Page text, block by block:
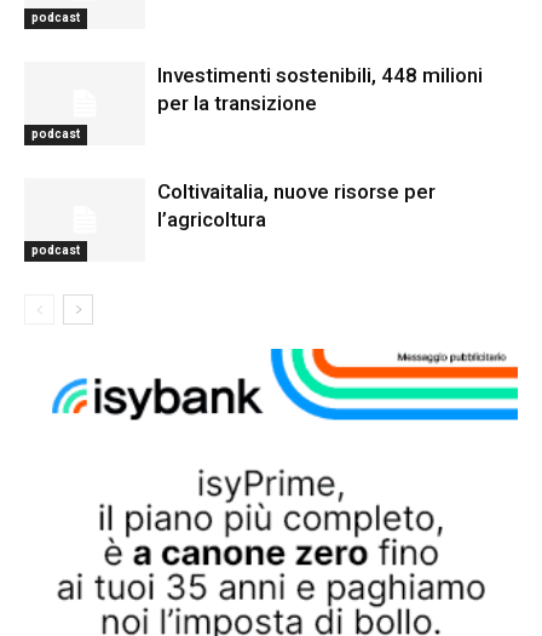
podcast
podcast
Investimenti sostenibili, 448 milioni
per la transizione
podcast
Coltivaitalia, nuove risorse per
l’agricoltura